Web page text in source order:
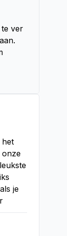
ver
het
onze
je